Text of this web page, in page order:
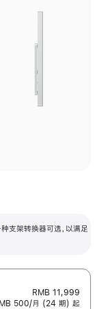
架转换器可选，以满足
RMB 11,999
500/月 (24 期) 起